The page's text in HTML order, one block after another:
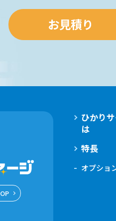
お見積り
ひかり
は
特長
オプショ